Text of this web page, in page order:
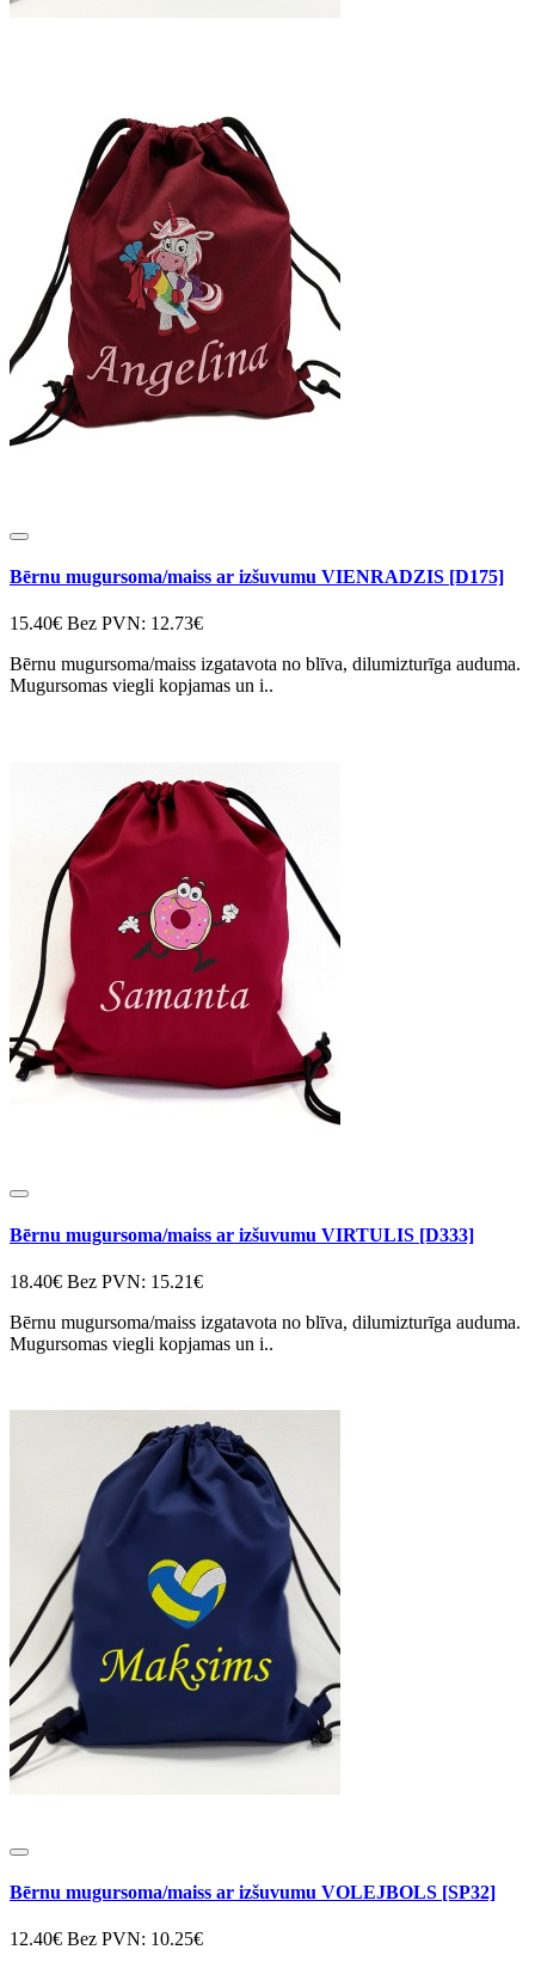
Bērnu mugursoma/maiss ar izšuvumu VIENRADZIS [D175]
15.40€ Bez PVN: 12.73€
Bērnu mugursoma/maiss izgatavota no blīva, dilumizturīga auduma.
Mugursomas viegli kopjamas un i..
Bērnu mugursoma/maiss ar izšuvumu VIRTULIS [D333]
18.40€ Bez PVN: 15.21€
Bērnu mugursoma/maiss izgatavota no blīva, dilumizturīga auduma.
Mugursomas viegli kopjamas un i..
Bērnu mugursoma/maiss ar izšuvumu VOLEJBOLS [SP32]
12.40€ Bez PVN: 10.25€